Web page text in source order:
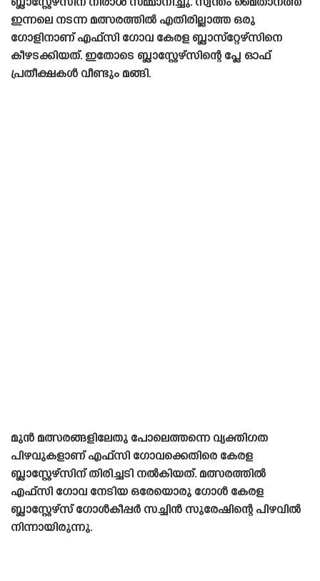
ബ്ലാസ്റ്റേഴ്‌സിന് നിരാശ സമ്മാനിച്ചു. സ്വന്തം മൈതാനത്ത്
ഇന്നലെ നടന്ന മത്സരത്തിൽ എതിരില്ലാത്ത ഒരു
ഗോളിനാണ് എഫ്‌സി ഗോവ കേരള ബ്ലാസ്‌റ്റേഴ്‌സിനെ
കീഴടക്കിയത്. ഇതോടെ ബ്ലാസ്റ്റേഴ്‌സിന്റെ പ്ലേ ഓഫ്
പ്രതീക്ഷകൾ വീണ്ടും മങ്ങി.
മുൻ മത്സരങ്ങളിലേതു പോലെത്തന്നെ വ്യക്തിഗത
പിഴവുകളാണ് എഫ്‌സി ഗോവക്കെതിരെ കേരള
ബ്ലാസ്റ്റേഴ്‌സിന് തിരിച്ചടി നൽകിയത്. മത്സരത്തിൽ
എഫ്‌സി ഗോവ നേടിയ ഒരേയൊരു ഗോൾ കേരള
ബ്ലാസ്റ്റേഴ്‌സ് ഗോൾകീപ്പർ സച്ചിൻ സുരേഷിന്റെ പിഴവിൽ
നിന്നായിരുന്നു.